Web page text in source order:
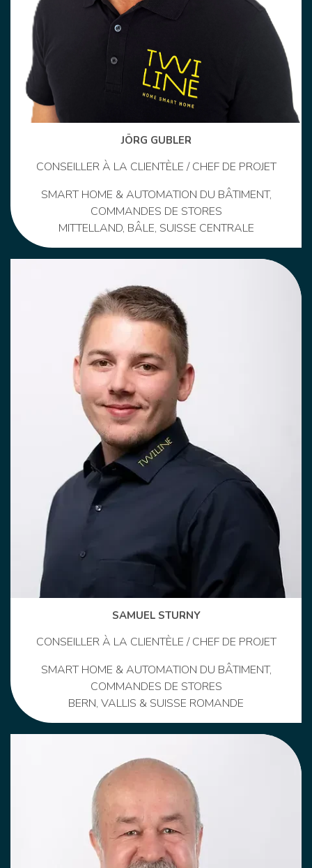
JÖRG GUBLER
CONSEILLER À LA CLIENTÈLE / CHEF DE PROJET
SMART HOME & AUTOMATION DU BÂTIMENT,
COMMANDES DE STORES
MITTELLAND, BÂLE, SUISSE CENTRALE
SAMUEL STURNY
CONSEILLER À LA CLIENTÈLE / CHEF DE PROJET
SMART HOME & AUTOMATION DU BÂTIMENT,
COMMANDES DE STORES
BERN, VALLIS & SUISSE ROMANDE